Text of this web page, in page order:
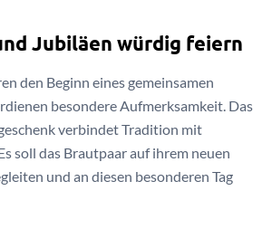
Jubiläen würdig feiern
den Beginn eines gemeinsamen
besondere Aufmerksamkeit. Das
verbindet Tradition mit
soll das Brautpaar auf ihrem neuen
und an diesen besonderen Tag